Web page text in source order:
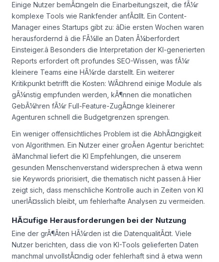
Einige Nutzer bemÃ¤ngeln die Einarbeitungszeit, die fÃ¼r
komplexe Tools wie Rankfender anfÃ¤llt. Ein Content-
Manager eines Startups gibt zu: âDie ersten Wochen waren
herausfordernd â die FÃ¼lle an Daten Ã¼berfordert
Einsteiger.â Besonders die Interpretation der KI-generierten
Reports erfordert oft profundes SEO-Wissen, was fÃ¼r
kleinere Teams eine HÃ¼rde darstellt. Ein weiterer
Kritikpunkt betrifft die Kosten: WÃ¤hrend einige Module als
gÃ¼nstig empfunden werden, kÃ¶nnen die monatlichen
GebÃ¼hren fÃ¼r Full-Feature-ZugÃ¤nge kleinerer
Agenturen schnell die Budgetgrenzen sprengen.
Ein weniger offensichtliches Problem ist die AbhÃ¤ngigkeit
von Algorithmen. Ein Nutzer einer groÃen Agentur berichtet:
âManchmal liefert die KI Empfehlungen, die unserem
gesunden Menschenverstand widersprechen â etwa wenn
sie Keywords priorisiert, die thematisch nicht passen.â Hier
zeigt sich, dass menschliche Kontrolle auch in Zeiten von KI
unerlÃ¤sslich bleibt, um fehlerhafte Analysen zu vermeiden.
HÃ¤ufige Herausforderungen bei der Nutzung
Eine der grÃ¶Ãten HÃ¼rden ist die DatenqualitÃ¤t. Viele
Nutzer berichten, dass die von KI-Tools gelieferten Daten
manchmal unvollstÃ¤ndig oder fehlerhaft sind â etwa wenn